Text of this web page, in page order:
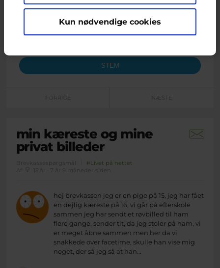
Kun nødvendige cookies
Valgmuligheder
Ja
FORRIGE NÆSTE
min kæreste og mine
privat billeder
Brevkassespørgsmål
#Livet på nettet
Af
15 år · 7 år 9 måneder siden
hej brevkassen jeg er en pige på 15, jeg har fået
en dejlig kæreste på 16, vi går på efterskole
sammen jeg har sendt et røvbilled til ham
flere gange, sender tit, da jeg stoler på ham, vi
er meget åbne sammen men her da vi
snakkede over facetime, skulle han vise mig
noget, der så jeg så at han...